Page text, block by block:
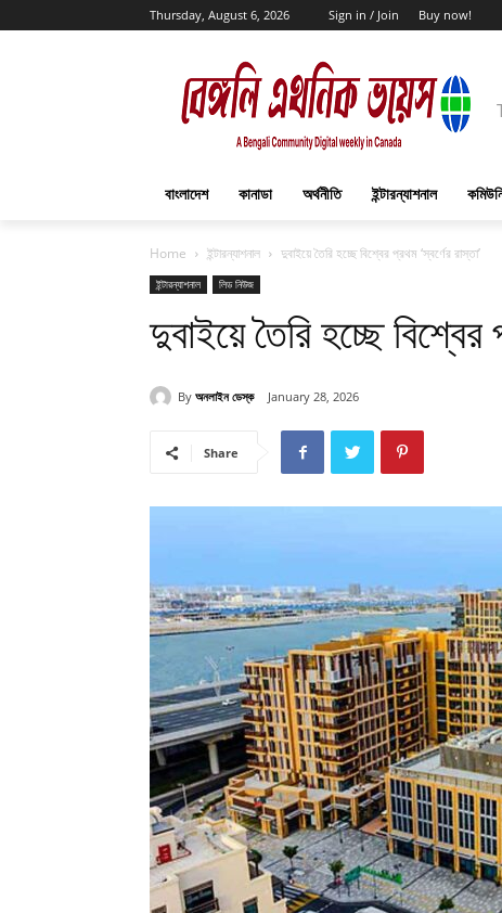
Thursday, August 6, 2026 Sign in / Join Buy now!
বাংলাদেশ কানাডা অর্থনীতি ইন্টারন্যাশনাল
Home ইন্টারন্যাশনাল দুবাইয়ে তৈরি হচ্ছে বিশ্বের প্রথম ‘স্বর্ণের রাস্তা’
ইন্টারন্যাশনাল লিড নিউজ
দুবাইয়ে তৈরি হচ্ছে বিশ্বের
By অনলাইন ডেস্ক January 28, 2026
Share